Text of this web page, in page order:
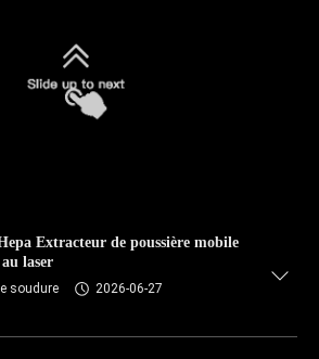
Extracteur de poussière mobile
laser
soudure
2026-06-27